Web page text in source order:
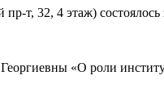
т, 32, 4 этаж)
«О роли